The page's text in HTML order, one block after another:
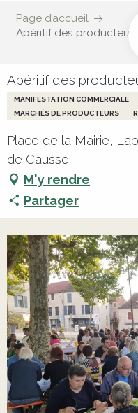
Page d’accueil
Apéritif des
Apéritif des
MANIFESTATION COMMERCIALE
MARCHÉS DE PRODUCTEURS
Place de la Mairie,
de Causse
M'y rendre
Partager